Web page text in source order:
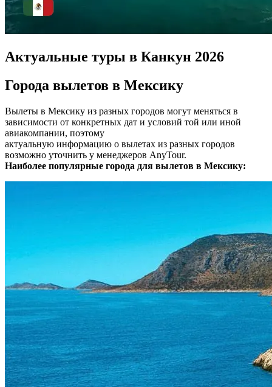
Актуальные туры в Канкун 2026
Города вылетов в Мексику
Вылеты в Мексику из разных городов могут меняться в
зависимости от конкретных дат и условий той или иной
авиакомпании, поэтому
актуальную информацию о вылетах из разных городов
возможно уточнить у менеджеров AnyTour.
Наиболее популярные города для вылетов в Мексику: